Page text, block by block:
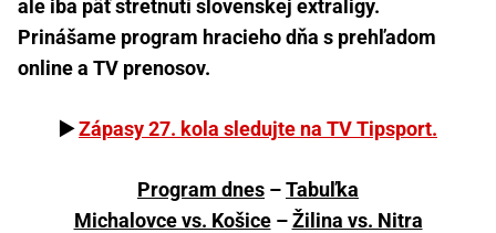
ale iba päť stretnutí slovenskej extraligy.
Prinášame program hracieho dňa s prehľadom
online a TV prenosov.
▶️Zápasy 27. kola sledujte na TV Tipsport.
Program dnes –Tabuľka
Michalovce vs. Košice–Žilina vs. Nitra